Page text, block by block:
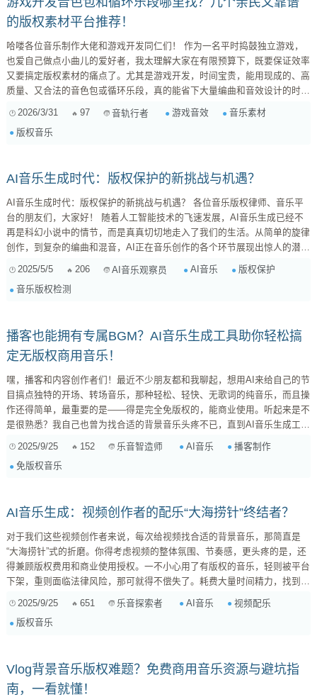
的版权素材平台推荐！
哈喽各位音乐制作大佬和游戏开发同仁们！ 作为一名平时捣鼓独立游戏，
也爱自己做点小曲儿的爱好者，我太理解大家在有限预算下，既要保证效率
又要搞定版权素材的痛点了。尤其是游戏开发，时间宝贵，能用现成的、高
质量、又合法的音色包或循环乐段，真的能省下大量编曲和音效设计的时
较亲民的平台，希望能帮到有同样需求的你们！ 1. Splice Sounds 推荐指
2026/3/31 97 音轨行者 游戏音效
音乐素材
版权音乐
AI音乐生成时代：版权保护的新挑战与机遇？
AI音乐生成时代：版权保护的新挑战与机遇？ 各位音乐版权律师、音乐平
台的朋友们，大家好！ 随着人工智能技术的飞速发展，AI音乐生成已经不
再是科幻小说中的情节，而是真真切切地走入了我们的生活。从简单的旋律
创作，到复杂的编曲和混音，AI正在音乐创作的各个环节展现出惊人的潜
力。然而，这项新兴技术在为音乐行业带来无限可能性的同时，也给传统的
版权保护体系带来了前所未有的挑战。 今天，我想和大家一起深入探讨AI
音乐生成在版权保护领域的应用，以及它所带来的机遇与挑战。我们将结合
2025/5/5 206 AI音乐观察员 AI音乐
版权保护
音乐版权检测
播客也能拥有专属BGM？AI音乐生成工具助你轻松搞
定无版权商用音乐！
嘿，播客和内容创作者们！最近不少朋友都和我聊起，想用AI来给自己的节
目搞点独特的开场、转场音乐，那种轻松、轻快、无歌词的纯音乐，而且操
作还得简单，最重要的是——得是完全免版权的，能商业使用。听起来是不
是很熟悉？我自己也曾为找合适的背景音乐头疼不已，直到AI音乐生成工具
用AI工具，零门槛生成你专属的播客背景音乐，并且确保版权无忧。 为什
么AI音乐是你的理想选择？ 如果你不是专业的音乐制作人，但又渴望高质
2025/9/25 152 乐音智造师 AI音乐
播客制作
免版权音乐
AI音乐生成：视频创作者的配乐“大海捞针”终结者？
对于我们这些视频创作者来说，每次给视频找合适的背景音乐，那简直是
“大海捞针”式的折磨。你得考虑视频的整体氛围、节奏感，更头疼的是，还
得兼顾版权费用和商业使用授权。一不小心用了有版权的音乐，轻则被平台
下架，重则面临法律风险，那可就得不偿失了。耗费大量时间精力，找到的
以，当我看到AI音乐生成工具开始崭露头角时，内心是充满了期待的。这简
直是为我们量身定制的解决方案啊！想象一下，只需要简单描述你想要的音
2025/9/25 651 乐音探索者 AI音乐
视频配乐
版权音乐
Vlog背景音乐版权难题？免费商用音乐资源与避坑指
南，一看就懂！